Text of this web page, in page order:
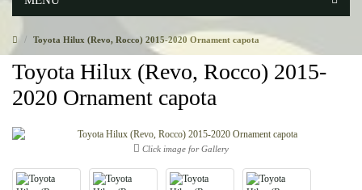
Toyota Hilux (Revo, Rocco) 2015-2020 Ornament capota
Toyota Hilux (Revo, Rocco) 2015-
2020 Ornament capota
Click image for Gallery